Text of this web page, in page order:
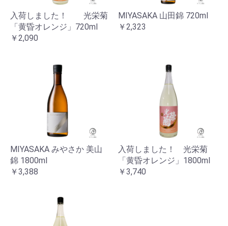
入荷しました！ 光栄菊
「黄昏オレンジ」720ml
￥2,090
MIYASAKA 山田錦 720ml
￥2,323
MIYASAKA みやさか 美山
錦 1800ml
￥3,388
入荷しました！ 光栄菊
「黄昏オレンジ」1800ml
￥3,740
お買い物を続ける カートへ進む